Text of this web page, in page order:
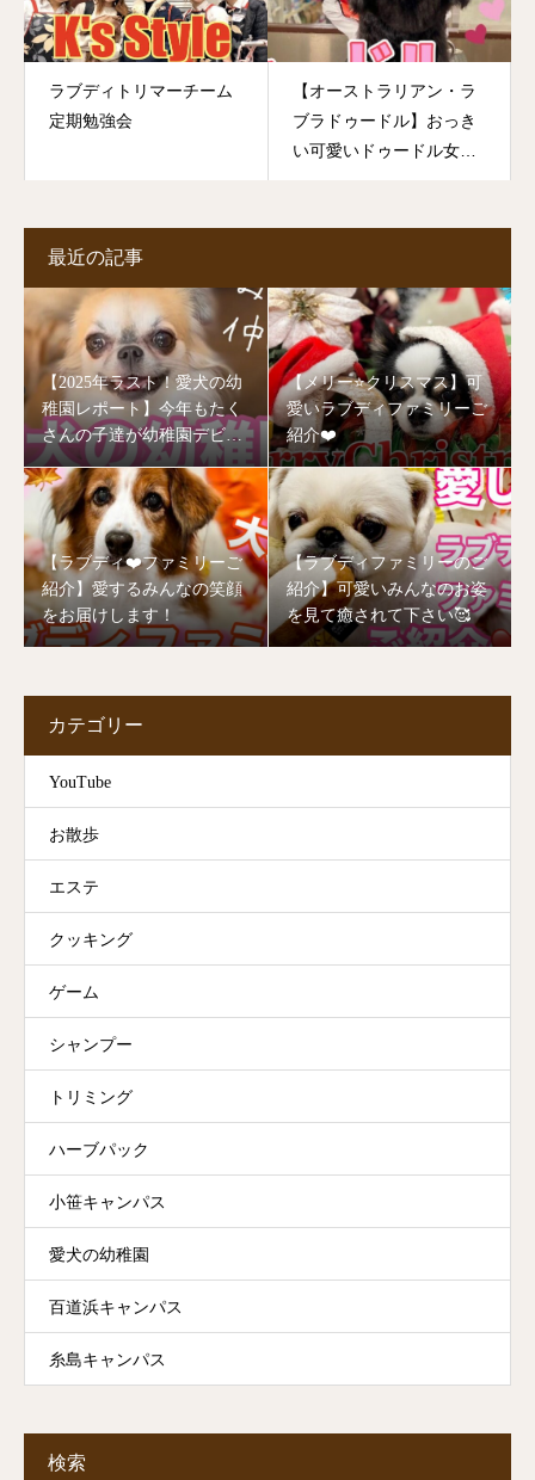
ラブディトリマーチーム
定期勉強会
【オーストラリアン・ラ
ブラドゥードル】おっき
い可愛いドゥードル女子
最近の記事
【2025年ラスト！愛犬の幼
稚園レポート】今年もたく
さんの子達が幼稚園デビュ
ーしました🥰
【メリー⭐️クリスマス】可
愛いラブディファミリーご
紹介❤️
【ラブディ❤️ファミリーご
紹介】愛するみんなの笑顔
をお届けします！
【ラブディファミリーのご
紹介】可愛いみんなのお姿
を見て癒されて下さい🥰
カテゴリー
YouTube
お散歩
エステ
クッキング
ゲーム
シャンプー
トリミング
ハーブパック
小笹キャンパス
愛犬の幼稚園
百道浜キャンパス
糸島キャンパス
検索